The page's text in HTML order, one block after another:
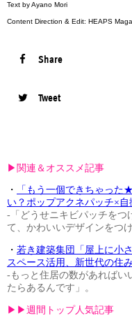
Text by Ayano Mori
Content Direction & Edit: HEAPS
Share
Tweet
▶︎関連＆オススメ記事
・
「もう一個できちゃった
い？ポップアクネパッチ×
-「どうせニキビパッチをつ
て、かわいいデザインをつけ
・ 若き建築集団「屋上に小
スペース活用、新世代の住
-もっと住居の数があればい
たらあるんです」。
▶︎▶︎週間トップ人気記事